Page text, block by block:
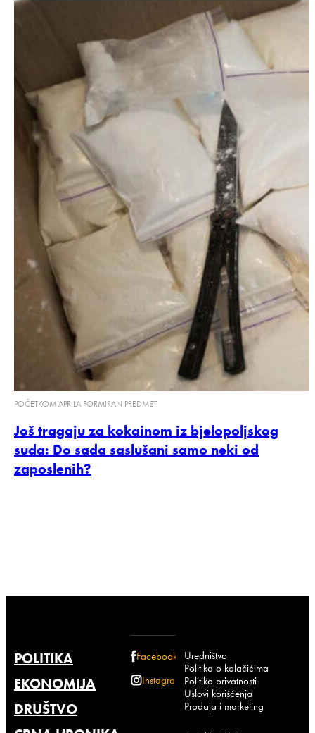
POČETKOM APRILA FORMIRAN PREDMET
Još tragaju za kokainom iz bjelopoljskog
suda: Do sada saslušani samo neki od
zaposlenih?
POLITIKA
EKONOMIJA
DRUŠTVO
Facebook
Instagram
Uredništvo
Politika o kolačićima
Politika privatnosti
Uslovi korišćenja
Prodaja i marketing